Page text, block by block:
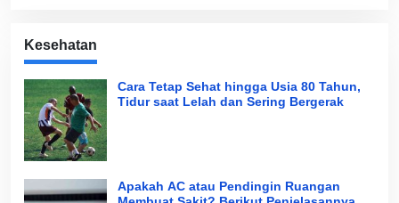
Kesehatan
Cara Tetap Sehat hingga Usia 80 Tahun,
Tidur saat Lelah dan Sering Bergerak
Apakah AC atau Pendingin Ruangan